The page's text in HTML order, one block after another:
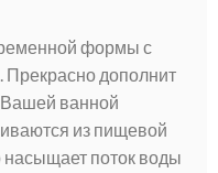
формы с
дополнит
ванной
из пищевой
поток воды